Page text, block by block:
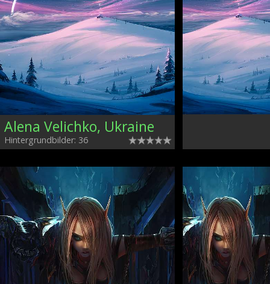
Alena Velichko, Ukraine
Hintergrundbilder: 36